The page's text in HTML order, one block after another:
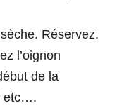
Réservez.
l’oignon
de la
etc….